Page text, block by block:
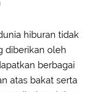
hiburan tidak
diberikan oleh
berbagai
atas bakat serta